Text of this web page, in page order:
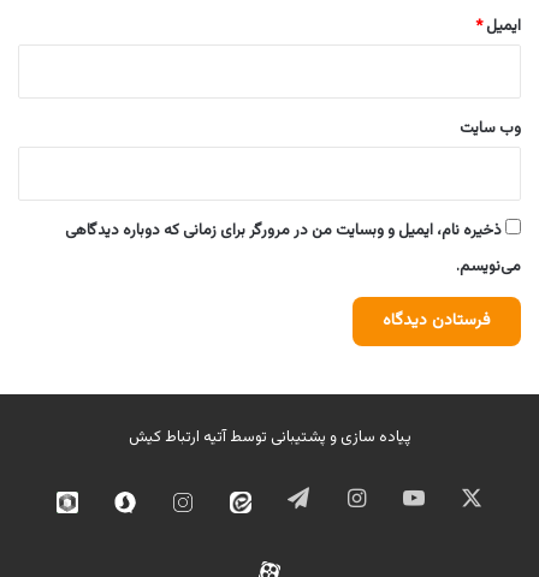
ایمیل*
وب‌ سایت
ذخیره نام، ایمیل و وبسایت من در مرورگر برای زمانی که دوباره دیدگاهی
می‌نویسم.
پیاده سازی و پشتیبانی توسطآتیه ارتباط کیش
ایکس یوتیوب اینستاگرامتلگرام ایتا
اینستاگرامسروش